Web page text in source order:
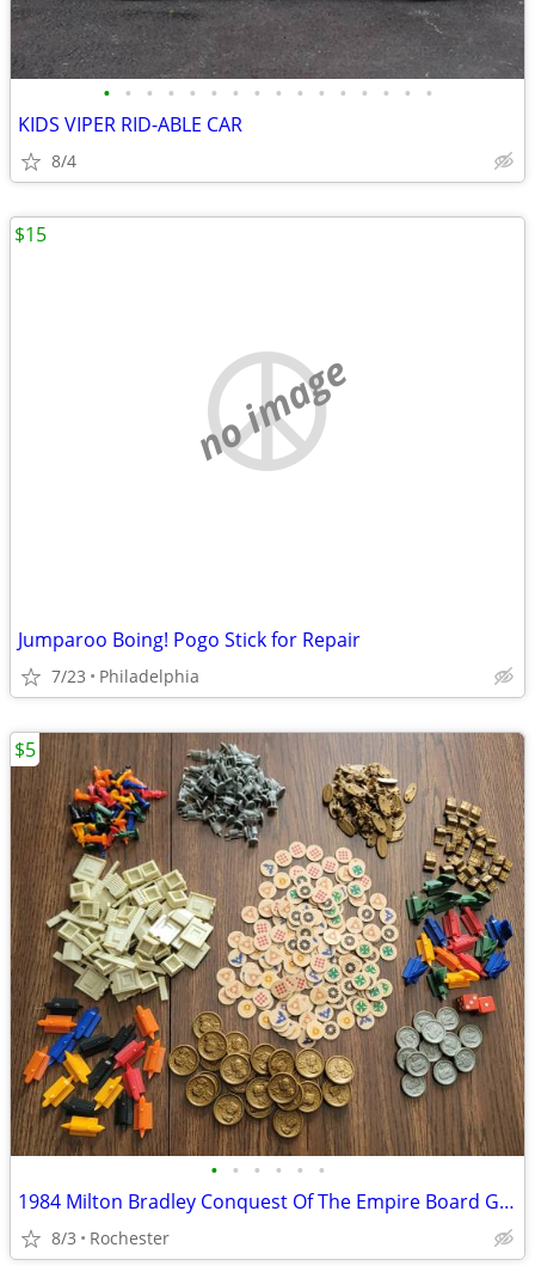
• • • • • • • • • • • • • • • •
KIDS VIPER RID-ABLE CAR
8/4
no image
Jumparoo Boing! Pogo Stick for Repair
7/23 Philadelphia
$15
• • • • • •
1984 Milton Bradley Conquest Of The Empire Board Game Pieces/Parts
8/3 Rochester
$5